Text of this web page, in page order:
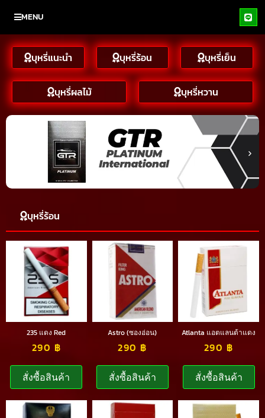
MENU
บุหรี่แนะนำ บุหรี่ร้อน บุหรี่เย็น
บุหรี่ผลไม้ บุหรี่หวาน
บุหรี่ร้อน
235 แดง Red
290 ฿
สั่งซื้อสินค้า
Astro (ซองอ่อน)
290 ฿
สั่งซื้อสินค้า
Atlanta แอตแลนต้าแดง
290 ฿
สั่งซื้อสินค้า